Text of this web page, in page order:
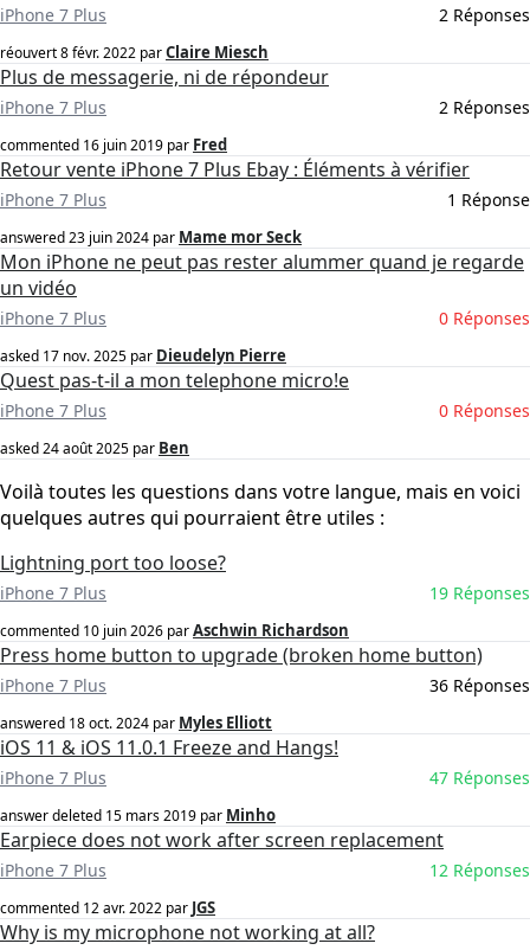
iPhone 7 Plus 2 Réponses
réouvert8 févr. 2022 parClaire Miesch
Plus de messagerie, ni de répondeur
iPhone 7 Plus 2 Réponses
commented 16 juin 2019 par Fred
Retour vente iPhone 7 Plus Ebay : Éléments à vérifier
iPhone 7 Plus 1 Réponse
answered23 juin 2024 par Mame mor Seck
Mon iPhone ne peut pas rester alummer quand je regarde
un vidéo
iPhone 7 Plus 0 Réponses
asked 17 nov. 2025 par Dieudelyn Pierre
Quest pas-t-il a mon telephone micro!e
iPhone 7 Plus 0 Réponses
asked24 août 2025 par Ben
Voilà toutes les questions dans votre langue, mais en voici
quelques autres qui pourraient être utiles :
Lightning port too loose?
iPhone 7 Plus 19 Réponses
commented 10 juin 2026 parAschwin Richardson
Press home button to upgrade (broken home button)
iPhone 7 Plus 36 Réponses
answered 18 oct. 2024 par Myles Elliott
iOS 11 & iOS 11.0.1 Freeze and Hangs!
iPhone 7 Plus 47 Réponses
answer deleted 15 mars 2019 par Minho
Earpiece does not work after screen replacement
iPhone 7 Plus 12 Réponses
commented 12 avr. 2022 par JGS
Why is my microphone not working at all?